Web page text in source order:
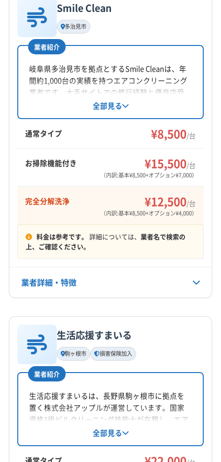
基本情報
代表者名
北沢建
所在地
長野県上伊那郡南箕輪村7483-2
対応地域
駒ヶ根市
下伊那郡喬木村
下伊那郡高森町
下伊那郡松川町
下伊那郡豊丘村
上伊那郡宮田村
上伊那郡中川村
定休日
電話番号
公式HP
Smile Clean
多治見市
業者紹介
岐阜県多治見市を拠点とするSmile Cleanは、年
間約1,000台の実績を持つエアコンクリーニング
業者です。大手サイトでの修行経験と優良店受
賞歴を活かし、親切丁寧な対応と、エコ洗剤や
次亜塩素酸など要望に沿った洗剤選びが可能で
す。グループホームや病院など法人顧客にも対
応。オプションで室外機洗浄や消臭抗菌コート
全部見る
通常タイプ ¥8,500/台
お掃除機能付き ¥15,500/台
（内訳:基本¥8,500+オプション¥7,000）
完全分解洗浄 ¥12,500/台
（内訳:基本¥8,500+オプション¥4,000）
料金は参考です。 詳細については、 業者名で検索の
上、ご確認ください。
業者詳細・特徴
基本情報
代表者名
尾藤泰啓
所在地
岐阜県多治見市
対応地域
下伊那郡阿智村
下伊那郡喬木村
下伊那郡高森町
下伊那郡根羽村
下伊那郡松川町
下伊那郡平谷村
(岐阜県) 羽島郡笠松町
生活応援すまいる
駒ヶ根市 損害保険加入
業者紹介
生活応援すまいるは、長野県駒ヶ根市に拠点を
置く株式会社アップルが運営しています。国家
資格1級ビルクリーニング技能士が在籍し、エア
コンクリーニングを提供。損害保険加入済み
で、万が一の時も安心です。清掃には自社開発
のマイナスイオン水を使用。メッセージ対応
全部見る